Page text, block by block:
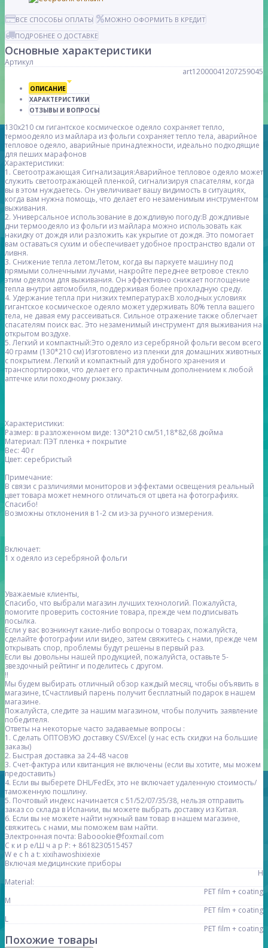
ВСЕ СПОСОБЫ ОПЛАТЫ
МОЖНО ОФОРМИТЬ В КРЕДИТ
ПОДРОБНЕЕ О ДОСТАВКЕ
Основные характеристики
Артикул
art12000041207259045
ОПИСАНИЕ
ХАРАКТЕРИСТИКИ
ОТЗЫВЫ И ВОПРОСЫ
130x210 см гигантское космическое одеяло сохраняет тепло,
термоодеяло из майлара из фольги сохраняет тепло тела, аварийное
тепловое одеяло, аварийные принадлежности, идеально подходящие
для пеших марафонов
Характеристики:
1. Светоотражающая Сигнализация:Аварийное тепловое одеяло может
служить светоотражающей пленкой, сигнализируя спасателям, когда
вы в этом нуждаетесь. Он увеличивает вашу видимость в ситуациях,
когда вам нужна помощь, что делает его незаменимым инструментом
выживания.
2. Универсальное использование в дождливую погоду:В дождливые
дни термоодеяло из фольги из майлара можно использовать как
накидку от дождя или разложить как укрытие от дождя. Это помогает
вам оставаться сухим и обеспечивает удобное пространство вдали от
ливня.
3. Снижение тепла летом:Летом, когда вы паркуете машину под
прямыми солнечными лучами, накройте переднее ветровое стекло
этим одеялом для выживания. Он эффективно снижает поглощение
тепла внутри автомобиля, поддерживая более прохладную среду.
4. Удержание тепла при низких температурах:В холодных условиях
гигантское космическое одеяло может удерживать 80% тепла вашего
тела, не давая ему рассеиваться. Сильное отражение также облегчает
спасателям поиск вас. Это незаменимый инструмент для выживания на
открытом воздухе.
5. Легкий и компактный:Это одеяло из серебряной фольги весом всего
40 грамм (130*210 см) Изготовлено из пленки для домашних животных
с покрытием. Легкий и компактный для удобного хранения и
транспортировки, что делает его практичным дополнением к любой
аптечке или походному рюкзаку.
Характеристики:
Размер: в разложенном виде: 130*210 см/51,18*82,68 дюйма
Материал: ПЭТ пленка + покрытие
Вес: 40 г
Цвет: серебристый
Примечание:
В связи с различиями мониторов и эффектами освещения реальный
цвет товара может немного отличаться от цвета на фотографиях.
Спасибо!
Возможны отклонения в 1-2 см из-за ручного измерения.
Включает:
1 х одеяло из серебряной фольги
Уважаемые клиенты,
Спасибо, что выбрали магазин лучших технологий. Пожалуйста,
помогите проверить состояние товара, прежде чем подписывать
посылка.
Если у вас возникнут какие-либо вопросы о товарах, пожалуйста,
сделайте фотографии или видео, затем свяжитесь с нами, прежде чем
открывать спор, проблемы будут решены в первый раз.
Если вы довольны нашей продукцией, пожалуйста, оставьте 5-
звездочный рейтинг и поделитесь с другом.
!!
Мы будем выбирать отличный обзор каждый месяц, чтобы объявить в
магазине, tСчастливый парень получит бесплатный подарок в нашем
магазине.
Пожалуйста, следите за нашим магазином, чтобы получить заявление
победителя.
Ответы на некоторые часто задаваемые вопросы :
1. Сделать ОПТОВУЮ доставку CSV/Excel (у нас есть скидки на большие
заказы)
2. Быстрая доставка за 24-48 часов
3. Счет-фактура или квитанция не включены (если вы хотите, мы можем
предоставить)
4. Если вы выберете DHL/FedEx, это не включает удаленную стоимость/
таможенную пошлину.
5. Почтовый индекс начинается с 51/52/07/35/38, нельзя отправить
заказ со склада в Испании, вы можете выбрать доставку из Китая.
6. Если вы не можете найти нужный вам товар в нашем магазине,
свяжитесь с нами, мы поможем вам найти.
Электронная почта: Baboookie@foxmail.com
С к и р е/Ш ч а р Р: + 8618230515457
W e c h a t: xixihawoshixiexie
Включая медицинские приборы
Н
Material:
PET film + coating
M
PET film + coating
L
PET film + coating
Похожие товары